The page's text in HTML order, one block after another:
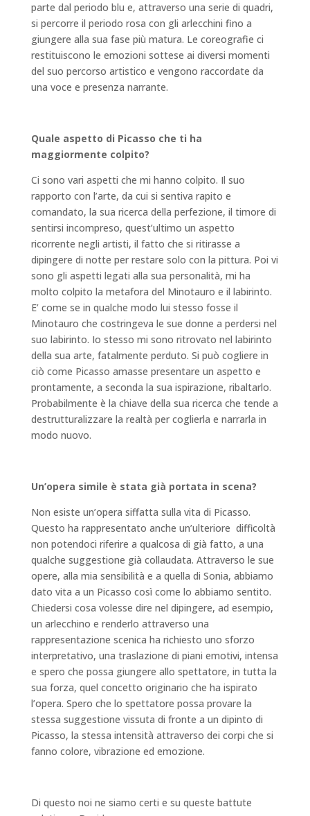
parte dal periodo blu e, attraverso una serie di quadri,
si percorre il periodo rosa con gli arlecchini fino a
giungere alla sua fase più matura. Le coreografie ci
restituiscono le emozioni sottese ai diversi momenti
del suo percorso artistico e vengono raccordate da
una voce e presenza narrante.
Quale aspetto di Picasso che ti ha
maggiormente colpito?
Ci sono vari aspetti che mi hanno colpito. Il suo
rapporto con l’arte, da cui si sentiva rapito e
comandato, la sua ricerca della perfezione, il timore di
sentirsi incompreso, quest’ultimo un aspetto
ricorrente negli artisti, il fatto che si ritirasse a
dipingere di notte per restare solo con la pittura. Poi vi
sono gli aspetti legati alla sua personalità, mi ha
molto colpito la metafora del Minotauro e il labirinto.
E’ come se in qualche modo lui stesso fosse il
Minotauro che costringeva le sue donne a perdersi nel
suo labirinto. Io stesso mi sono ritrovato nel labirinto
della sua arte, fatalmente perduto. Si può cogliere in
ciò come Picasso amasse presentare un aspetto e
prontamente, a seconda la sua ispirazione, ribaltarlo.
Probabilmente è la chiave della sua ricerca che tende a
destrutturalizzare la realtà per coglierla e narrarla in
modo nuovo.
Un’opera simile è stata già portata in scena?
Non esiste un’opera siffatta sulla vita di Picasso.
Questo ha rappresentato anche un’ulteriore difficoltà
non potendoci riferire a qualcosa di già fatto, a una
qualche suggestione già collaudata. Attraverso le sue
opere, alla mia sensibilità e a quella di Sonia, abbiamo
dato vita a un Picasso così come lo abbiamo sentito.
Chiedersi cosa volesse dire nel dipingere, ad esempio,
un arlecchino e renderlo attraverso una
rappresentazione scenica ha richiesto uno sforzo
interpretativo, una traslazione di piani emotivi, intensa
e spero che possa giungere allo spettatore, in tutta la
sua forza, quel concetto originario che ha ispirato
l’opera. Spero che lo spettatore possa provare la
stessa suggestione vissuta di fronte a un dipinto di
Picasso, la stessa intensità attraverso dei corpi che si
fanno colore, vibrazione ed emozione.
Di questo noi ne siamo certi e su queste battute